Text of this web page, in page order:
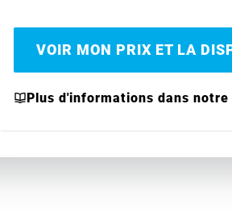
VOIR MON PRIX ET LA
Plus d'informations dans